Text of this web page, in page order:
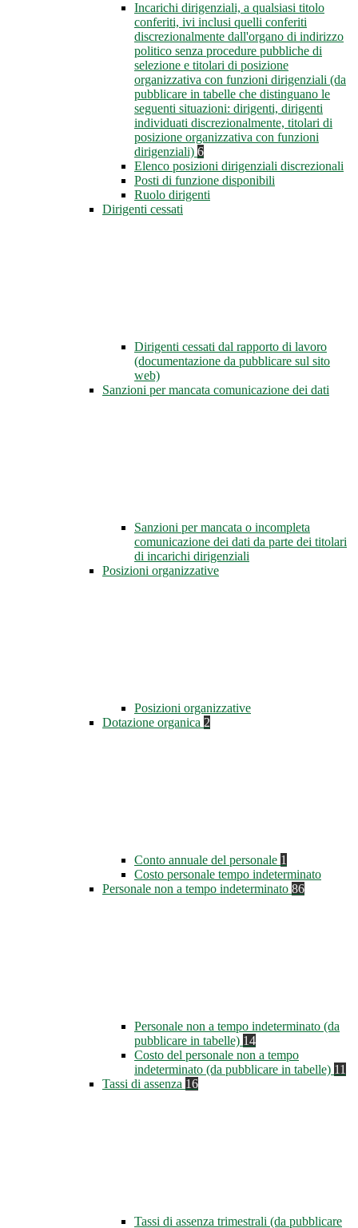
Incarichi dirigenziali, a qualsiasi titolo
conferiti, ivi inclusi quelli conferiti
discrezionalmente dall'organo di indirizzo
politico senza procedure pubbliche di
selezione e titolari di posizione
organizzativa con funzioni dirigenziali (da
pubblicare in tabelle che distinguano le
seguenti situazioni: dirigenti, dirigenti
individuati discrezionalmente, titolari di
posizione organizzativa con funzioni
dirigenziali) 6
Elenco posizioni dirigenziali discrezionali
Posti di funzione disponibili
Ruolo dirigenti
Dirigenti cessati
Dirigenti cessati dal rapporto di lavoro
(documentazione da pubblicare sul sito
web)
Sanzioni per mancata comunicazione dei dati
Sanzioni per mancata o incompleta
comunicazione dei dati da parte dei titolari
di incarichi dirigenziali
Posizioni organizzative
Posizioni organizzative
Dotazione organica 2
Conto annuale del personale 1
Costo personale tempo indeterminato
Personale non a tempo indeterminato 86
Personale non a tempo indeterminato (da
pubblicare in tabelle) 14
Costo del personale non a tempo
indeterminato (da pubblicare in tabelle) 11
Tassi di assenza 16
Tassi di assenza trimestrali (da pubblicare